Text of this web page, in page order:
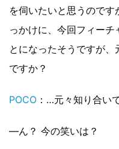
を伺いたいと思うので
っかけに、今回フィーチ
とになったそうですが
ですか？
POCO ：…元々知り合い
―ん？ 今の笑いは？